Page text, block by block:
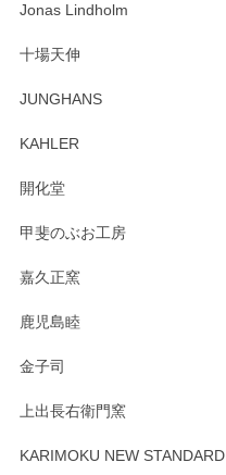
Jonas Lindholm
十場天伸
JUNGHANS
KAHLER
開化堂
甲斐のぶお工房
嘉久正窯
鹿児島睦
金子司
上出長右衛門窯
KARIMOKU NEW STANDARD